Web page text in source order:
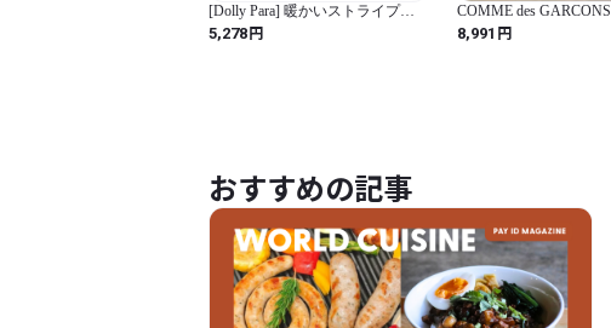
[Dolly Para] 暖かいストライプ柄
ニットスカーフ ウール フリンジ
付き 冬物防寒アクセサリー (紫)
5,278円
COMME des GARCONS スコット
8,991 円
おすすめの記事